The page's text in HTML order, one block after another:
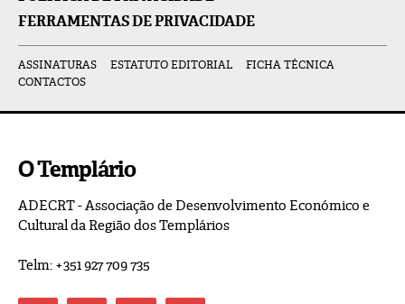
FERRAMENTAS DE PRIVACIDADE
ASSINATURAS ESTATUTO EDITORIAL
FICHA TÉCNICA
CONTACTOS
O Templário
ADECRT - Associação de Desenvolvimento Económico e
Cultural da Região dos Templários
Telm: +351 927 709 735